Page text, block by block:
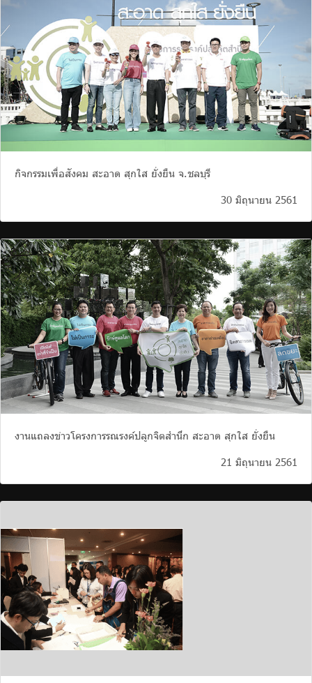
กิจกรรมเพื่อสังคม สะอาด สุกใส ยั่งยืน จ.ชลบุรี
30 มิถุนายน 2561
งานแถลงข่าวโครงการรณรงค์ปลูกจิตสำนึก สะอาด สุกใส ยั่งยืน
21 มิถุนายน 2561